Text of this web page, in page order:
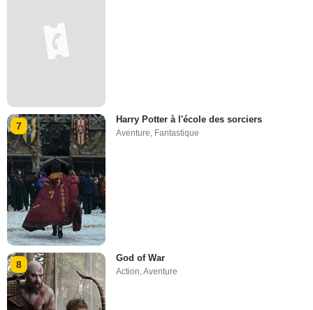
7
Harry Potter à l'école des sorciers
Aventure, Fantastique
8
God of War
Action,Aventure